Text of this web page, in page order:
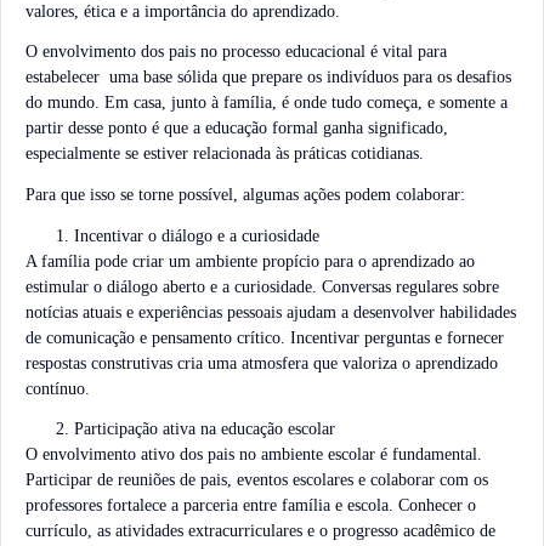
valores, ética e a importância do aprendizado.
O envolvimento dos pais no processo educacional é vital para
estabelecer uma base sólida que prepare os indivíduos para os desafios
do mundo. Em casa, junto à família, é onde tudo começa, e somente a
partir desse ponto é que a educação formal ganha significado,
especialmente se estiver relacionada às práticas cotidianas.
Para que isso se torne possível, algumas ações podem colaborar:
Incentivar o diálogo e a curiosidade
A família pode criar um ambiente propício para o aprendizado ao
estimular o diálogo aberto e a curiosidade. Conversas regulares sobre
notícias atuais e experiências pessoais ajudam a desenvolver habilidades
de comunicação e pensamento crítico. Incentivar perguntas e fornecer
respostas construtivas cria uma atmosfera que valoriza o aprendizado
contínuo.
Participação ativa na educação escolar
O envolvimento ativo dos pais no ambiente escolar é fundamental.
Participar de reuniões de pais, eventos escolares e colaborar com os
professores fortalece a parceria entre família e escola. Conhecer o
currículo, as atividades extracurriculares e o progresso acadêmico de